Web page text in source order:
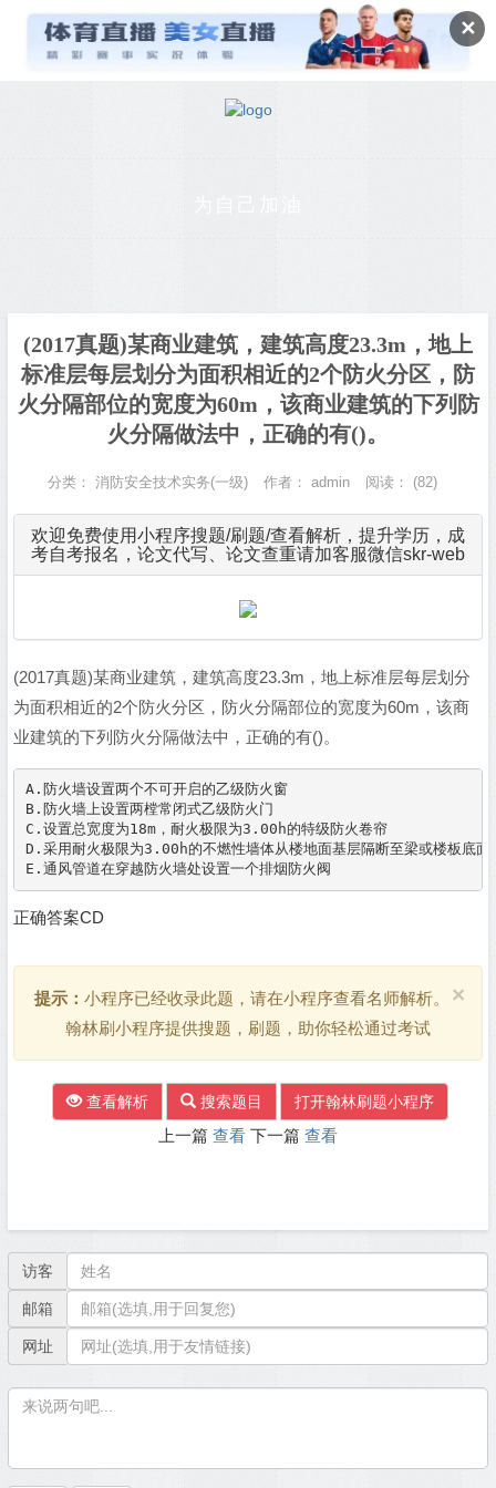
✕
(2017真题)某商业建筑，建筑高度23.3m，地上
标准层每层划分为面积相近的2个防火分区，防
火分隔部位的宽度为60m，该商业建筑的下列防
火分隔做法中，正确的有()。
分类： 消防安全技术实务(一级) 作者： admin 阅读： (82)
欢迎免费使用小程序搜题/刷题/查看解析，提升学历，成
考自考报名，论文代写、论文查重请加客服微信skr-web
(2017真题)某商业建筑，建筑高度23.3m，地上标准层每层划分
为面积相近的2个防火分区，防火分隔部位的宽度为60m，该商
业建筑的下列防火分隔做法中，正确的有()。
A.防火墙设置两个不可开启的乙级防火窗
B.防火墙上设置两樘常闭式乙级防火门
C.设置总宽度为18m，耐火极限为3.00h的特级防火卷帘
D.采用耐火极限为3.00h的不燃性墙体从楼地面基层隔断至梁或楼板底面
正确答案CD
×
提示： 小程序已经收录此题，请在小程序查看名师解析。
翰林刷小程序提供搜题，刷题，助你轻松通过考试
查看解析 搜索题目 打开翰林刷题小程序
上一篇 查看 下一篇 查看
访客
邮箱
网址